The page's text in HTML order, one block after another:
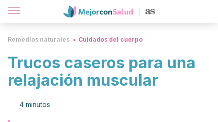
Remedios naturales Cuidados del cuerpo
Trucos caseros para una
relajación muscular
4 minutos